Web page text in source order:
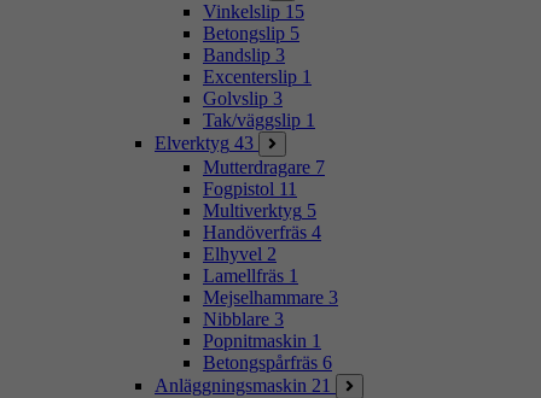
Vinkelslip 15
Betongslip 5
Bandslip 3
Excenterslip 1
Golvslip 3
Tak/väggslip 1
Elverktyg 43
Mutterdragare 7
Fogpistol 11
Multiverktyg 5
Handöverfräs 4
Elhyvel 2
Lamellfräs 1
Mejselhammare 3
Nibblare 3
Popnitmaskin 1
Betongspårfräs 6
Anläggningsmaskin 21